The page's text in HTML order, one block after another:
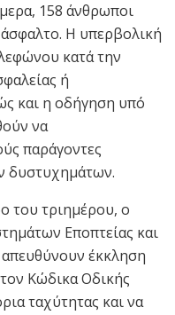
158 άνθρωποι
Η υπερβολική
κατά την
ή
και η οδήγηση υπό
να
παράγοντες
δυστυχημάτων.
του τριημέρου, ο
Εποπτείας και
απευθύνουν έκκληση
Κώδικα Οδικής
ταχύτητας και να